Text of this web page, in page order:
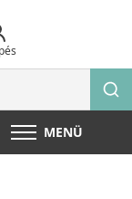
MENÜ